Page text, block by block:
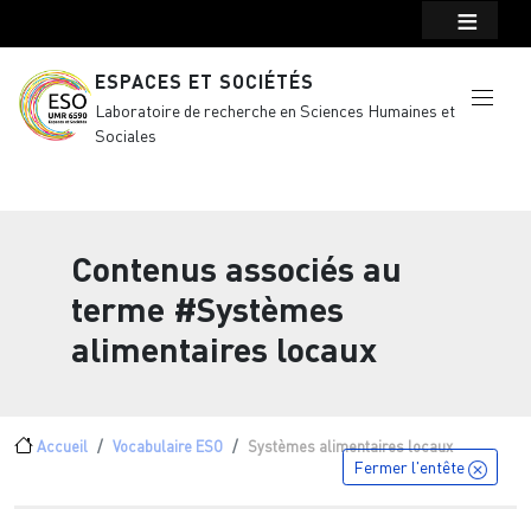
ESPACES ET SOCIÉTÉS
Laboratoire de recherche en Sciences Humaines et
Sociales
Contenus associés au
terme #Systèmes
alimentaires locaux
Fil d'Ariane
Accueil Vocabulaire ESO Systèmes alimentaires locaux
Fermer l'entête